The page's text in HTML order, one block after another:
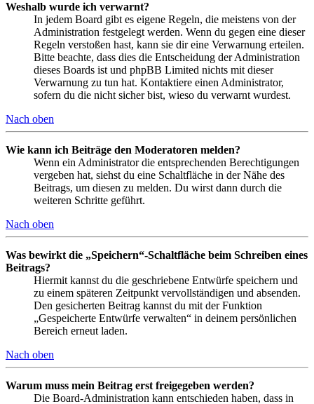
Weshalb wurde ich verwarnt?
In jedem Board gibt es eigene Regeln, die meistens von der
Administration festgelegt werden. Wenn du gegen eine dieser
Regeln verstoßen hast, kann sie dir eine Verwarnung erteilen.
Bitte beachte, dass dies die Entscheidung der Administration
dieses Boards ist und phpBB Limited nichts mit dieser
Verwarnung zu tun hat. Kontaktiere einen Administrator,
sofern du die nicht sicher bist, wieso du verwarnt wurdest.
Nach oben
Wie kann ich Beiträge den Moderatoren melden?
Wenn ein Administrator die entsprechenden Berechtigungen
vergeben hat, siehst du eine Schaltfläche in der Nähe des
Beitrags, um diesen zu melden. Du wirst dann durch die
weiteren Schritte geführt.
Nach oben
Was bewirkt die „Speichern“-Schaltfläche beim Schreiben eines
Beitrags?
Hiermit kannst du die geschriebene Entwürfe speichern und
zu einem späteren Zeitpunkt vervollständigen und absenden.
Den gesicherten Beitrag kannst du mit der Funktion
„Gespeicherte Entwürfe verwalten“ in deinem persönlichen
Bereich erneut laden.
Nach oben
Warum muss mein Beitrag erst freigegeben werden?
Die Board-Administration kann entschieden haben, dass in